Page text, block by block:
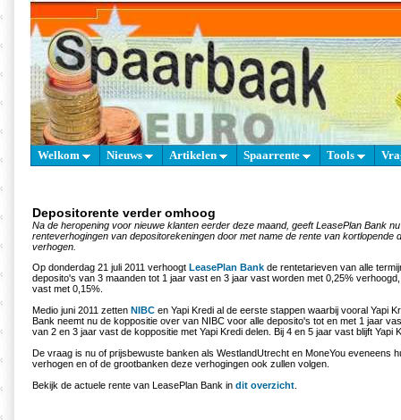
Welkom Nieuws Artikelen Spaarrente Tools
Depositorente verder omhoog
Na de heropening voor nieuwe klanten eerder deze maand, geeft LeasePlan Bank
renteverhogingen van depositorekeningen door met name de rente van kortlopende
verhogen.
Op donderdag 21 juli 2011 verhoogt LeasePlan Bank de rentetarieven van alle
deposito's van 3 maanden tot 1 jaar vast en 3 jaar vast worden met 0,25%
vast met 0,15%.
Medio juni 2011 zetten NIBC en Yapi Kredi al de eerste stappen waarbij vooral Yapi
Bank neemt nu de koppositie over van NIBC voor alle deposito's tot en met 1 jaar
van 2 en 3 jaar vast de koppositie met Yapi Kredi delen. Bij 4 en 5 jaar vast blijft Yapi
De vraag is nu of prijsbewuste banken als WestlandUtrecht en MoneYou eveneens
verhogen en of de grootbanken deze verhogingen ook zullen volgen.
Bekijk de actuele rente van LeasePlan Bank in dit overzicht